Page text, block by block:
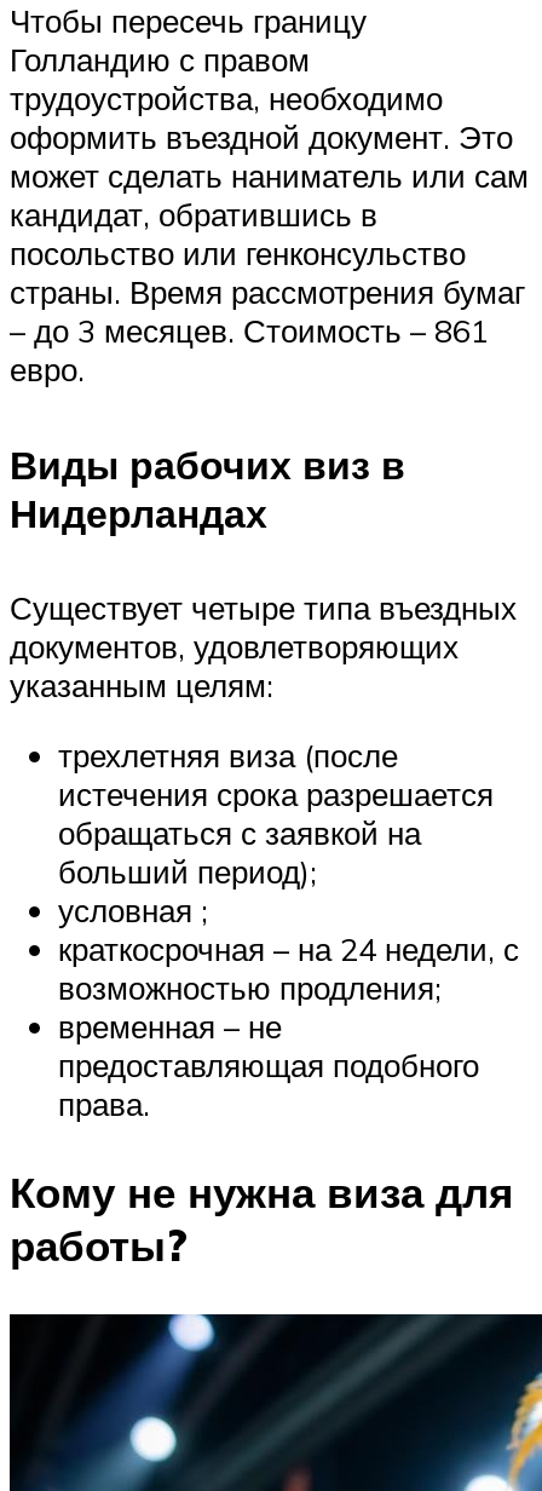
Чтобы пересечь границу
Голландию с правом
трудоустройства, необходимо
оформить въездной документ. Это
может сделать наниматель или сам
кандидат, обратившись в
посольство или генконсульство
страны. Время рассмотрения бумаг
– до 3 месяцев. Стоимость – 861
евро.
Виды рабочих виз в
Нидерландах
Существует четыре типа въездных
документов, удовлетворяющих
указанным целям:
трехлетняя виза (после
истечения срока разрешается
обращаться с заявкой на
больший период);
условная ;
краткосрочная – на 24 недели, с
возможностью продления;
временная – не
предоставляющая подобного
права.
Кому не нужна виза для
работы?